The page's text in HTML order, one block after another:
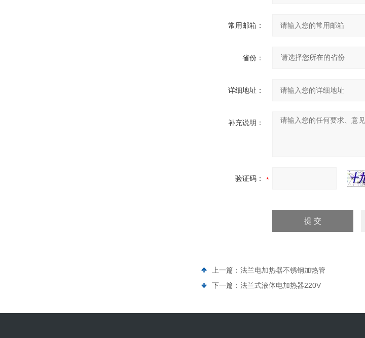
常用邮箱：
省份：
详细地址：
补充说明：
验证码：
上一篇： 法兰电加热器不锈钢加热管
下一篇： 法兰式液体电加热器220V